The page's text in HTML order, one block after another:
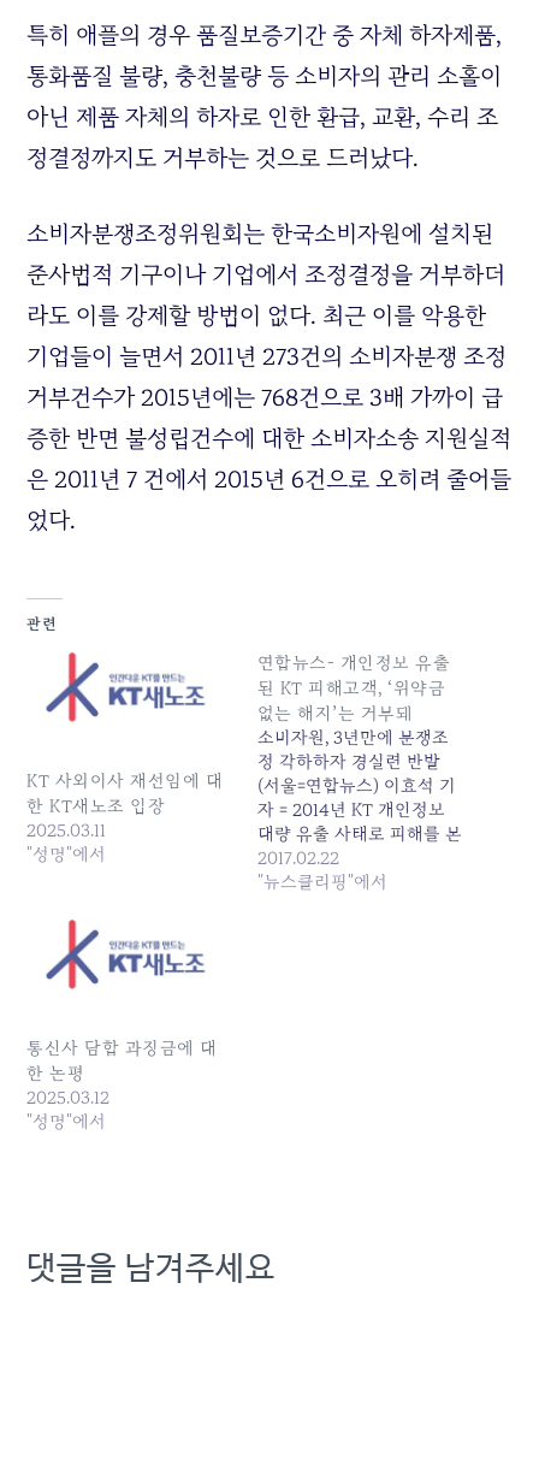
특히 애플의 경우 품질보증기간 중 자체 하자제품,
통화품질 불량, 충천불량 등 소비자의 관리 소홀이
아닌 제품 자체의 하자로 인한 환급, 교환, 수리 조
정결정까지도 거부하는 것으로 드러났다.
소비자분쟁조정위원회는 한국소비자원에 설치된
준사법적 기구이나 기업에서 조정결정을 거부하더
라도 이를 강제할 방법이 없다. 최근 이를 악용한
기업들이 늘면서 2011년 273건의 소비자분쟁 조정
거부건수가 2015년에는 768건으로 3배 가까이 급
증한 반면 불성립건수에 대한 소비자소송 지원실적
은 2011년 7 건에서 2015년 6건으로 오히려 줄어들
었다.
관련
KT 사외이사 재선임에 대
한 KT새노조 입장
2025.03.11
"성명"에서
연합뉴스- 개인정보 유출
된 KT 피해고객, ‘위약금
없는 해지’는 거부돼
소비자원, 3년만에 분쟁조
정 각하하자 경실련 반발
(서울=연합뉴스) 이효석 기
자 = 2014년 KT 개인정보
대량 유출 사태로 피해를 본
고객들이 위약금 없이 서비
스를 해지할 수 있도록 해달
2017.02.22
"뉴스클리핑"에서
통신사 담합 과징금에 대
한 논평
2025.03.12
"성명"에서
댓글을 남겨주세요